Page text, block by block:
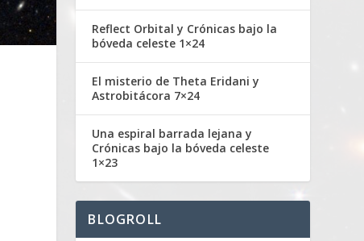
Reflect Orbital y Crónicas bajo la
bóveda celeste 1×24
El misterio de Theta Eridani y
Astrobitácora 7×24
Una espiral barrada lejana y
Crónicas bajo la bóveda celeste
1×23
BLOGROLL